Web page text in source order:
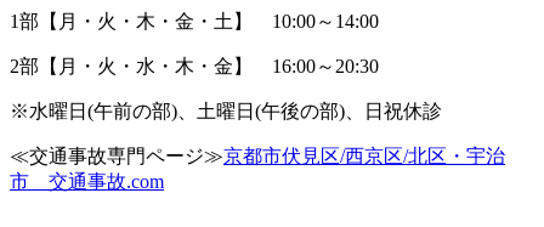
1部【月・火・木・金・土】 10:00～14:00
2部【月・火・水・木・金】 16:00～20:30
※水曜日(午前の部)、土曜日(午後の部)、日祝休診
≪交通事故専門ページ≫京都市伏見区/西京区/北区・宇治
市 交通事故.com